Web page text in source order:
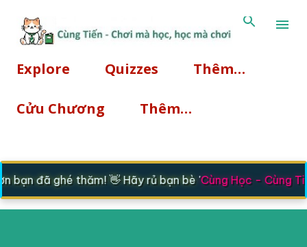
Explore Quizzes Thêm…
Cửu Chương Thêm…
bạn đã ghé thăm! 👋 Hãy rủ bạn bè 'Cùng Học - Cùng